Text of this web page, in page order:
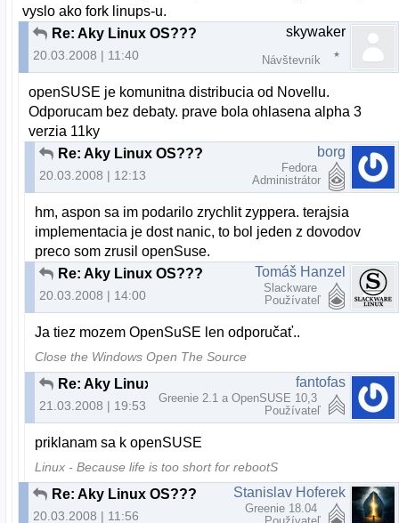
vyslo ako fork linups-u.
Re: Aky Linux OS???
20.03.2008 | 11:40
skywaker
Návštevník
openSUSE je komunitna distribucia od Novellu.
Odporucam bez debaty. prave bola ohlasena alpha 3
verzia 11ky
Re: Aky Linux OS???
20.03.2008 | 12:13
borg
Fedora
Administrátor
hm, aspon sa im podarilo zrychlit zyppera. terajsia
implementacia je dost nanic, to bol jeden z dovodov
preco som zrusil openSuse.
Re: Aky Linux OS???
20.03.2008 | 14:00
Tomáš Hanzel
Slackware
Používateľ
Ja tiez mozem OpenSuSE len odporučať..
Close the Windows Open The Source
Re: Aky Linux OS???
21.03.2008 | 19:53
fantofas
Greenie 2.1 a OpenSUSE 10,3
Používateľ
priklanam sa k openSUSE
Linux - Because life is too short for rebootS
Re: Aky Linux OS???
20.03.2008 | 11:56
Stanislav Hoferek
Greenie 18.04